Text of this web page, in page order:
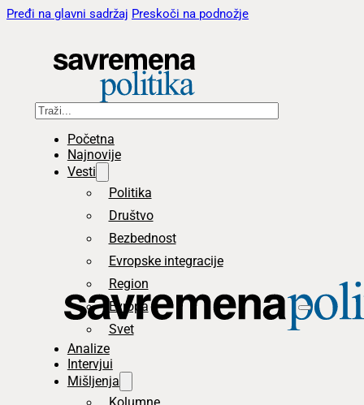
Pređi na glavni sadržaj Preskoči na podnožje
Pretraga
Početna
Najnovije
Vesti
Politika
Društvo
Bezbednost
Evropske integracije
Region
Evropa
Svet
Analize
Intervjui
Mišljenja